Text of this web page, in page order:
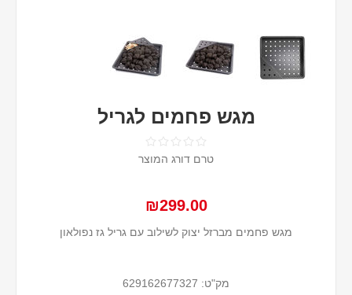
מגש פחמים לגריל
טרם דורג המוצר
₪299.00
מגש פחמים מברזל יצוק לשילוב עם גריל גז נפולאון
מק"ט: 629162677327